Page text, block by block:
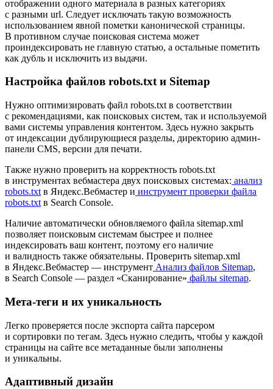
отображении одного материала в разных категориях
с разными url. Следует исключать такую возможность
использованием явной пометки канонической страницы.
В противном случае поисковая система может
проиндексировать не главную статью, а остальные пометить
как дубль и исключить из выдачи.
Настройка файлов robots.txt и Sitemap
Нужно оптимизировать файл robots.txt в соответствии
с рекомендациями, как поисковых систем, так и используемой
вами системы управления контентом. Здесь нужно закрыть
от индексации дублирующиеся разделы, директорию админ-
панели CMS, версии для печати.
Также нужно проверить на корректность robots.txt
в инструментах вебмастера двух поисковых системах: анализ
robots.txt в Яндекс.Вебмастер и инструмент проверки файла
robots.txt в Search Console.
Наличие автоматически обновляемого файла sitemap.xml
позволяет поисковым системам быстрее и полнее
индексировать ваш контент, поэтому его наличие
и валидность также обязательны. Проверить sitemap.xml
в Яндекс.Вебмастер — инструмент Анализ файлов Sitemap,
в Search Console — раздел «Сканирование» файлы sitemap.
Мета-теги и их уникальность
Легко проверяется после экспорта сайта парсером
и сортировки по тегам. Здесь нужно следить, чтобы у каждой
страницы на сайте все метаданные были заполнены
и уникальны.
Адаптивный дизайн